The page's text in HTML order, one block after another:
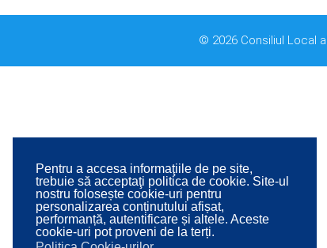
Pentru a accesa informaţiile de pe site,
trebuie să acceptaţi politica de cookie. Site-ul
nostru folosește cookie-uri pentru
personalizarea conținutului afișat,
performanță, autentificare și altele. Aceste
cookie-uri pot proveni de la terți.
© 2026 Consiliul Local